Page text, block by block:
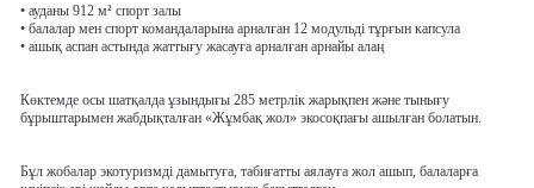
• ауданы 912 м² спорт залы
• балалар мен спорт командаларына арналған 12 модульді тұрғын капсула
• ашық аспан астында жаттығу жасауға арналған арнайы алаң
Көктемде осы шатқалда ұзындығы 285 метрлік жарықпен және тынығу
бұрыштарымен жабдықталған «Жұмбақ жол» экосоқпағы ашылған болатын.
Бұл жобалар экотуризмді дамытуға, табиғатты аялауға жол ашып, балаларға